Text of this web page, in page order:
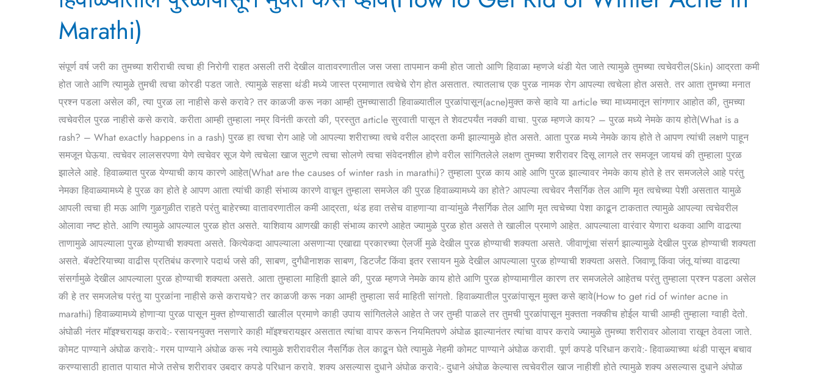
Marathi)
संपूर्ण वर्ष जरी का तुमच्या शरीराची त्वचा ही निरोगी राहत असली तरी देखील वातावरणातील जस जसा तापमान कमी होत जातो आणि हिवाळा म्हणजे थंडी येत जाते त्यामुळे तुमच्या त्वचेवरील(Skin) आद्रता कमी
होत जाते आणि त्यामुळे तुमची त्वचा कोरडी पडत जाते. त्यामुळे सहसा थंडी मध्ये जास्त प्रमाणात त्वचेचे रोग होत असतात. त्यातलाच एक पुरळ नामक रोग आपल्या त्वचेला होत असते. तर आता तुमच्या मनात
प्रश्न पडला असेल की, त्या पुरळ ला नाहीसे कसे करावे? तर काळजी करू नका आम्ही तुमच्यासाठी हिवाळ्यातील पुरळांपासून(acne)मुक्त कसे व्हावे या article च्या माध्यमातून सांगणार आहोत की, तुमच्या
त्वचेवरील पुरळ नाहीसे कसे करावे. करीता आम्ही तुम्हाला नम्र विनंती करतो की, प्रस्तुत article सुरवाती पासून ते शेवटपर्यंत नक्की वाचा. पुरळ म्हणजे काय? – पुरळ मध्ये नेमके काय होते(What is a
rash? – What exactly happens in a rash) पुरळ हा त्वचा रोग आहे जो आपल्या शरीराच्या त्वचे वरील आद्रता कमी झाल्यामुळे होत असते. आता पुरळ मध्ये नेमके काय होते ते आपण त्यांची लक्षणे पाहून
समजून घेऊया. त्वचेवर लालसरपणा येणे त्वचेवर सूज येणे त्वचेला खाज सुटणे त्वचा सोलणे त्वचा संवेदनशील होणे वरील सांगितलेले लक्षण तुमच्या शरीरावर दिसू लागले तर समजून जायचं की तुम्हाला पुरळ
झालेले आहे. हिवाळ्यात पुरळ येण्याची काय कारणे आहेत(What are the causes of winter rash in marathi)? तुम्हाला पुरळ काय आहे आणि पुरळ झाल्यावर नेमके काय होते हे तर समजलेले आहे परंतु
नेमका हिवाळ्यामध्ये हे पुरळ का होते हे आपण आता त्यांची काही संभाव्य कारणे वाचून तुम्हाला समजेल की पुरळ हिवाळ्यामध्ये का होते? आपल्या त्वचेवर नैसर्गिक तेल आणि मृत त्वचेच्या पेशी असतात यामुळे
आपली त्वचा ही मऊ आणि गुळगुळीत राहते परंतु बाहेरच्या वातावरणातील कमी आद्रता, थंड हवा तसेच वाहणाऱ्या वाऱ्यांमुळे नैसर्गिक तेल आणि मृत त्वचेच्या पेशा काढून टाकतात त्यामुळे आपल्या त्वचेवरील
ओलावा नष्ट होते. आणि त्यामुळे आपल्याल पुरळ होत असते. याशिवाय आणखी काही संभाव्य कारणे आहेत ज्यामुळे पुरळ होत असते ते खालील प्रमाणे आहेत. आपल्याला वारंवार येणारा थकवा आणि वाढत्या
ताणामुळे आपल्याला पुरळ होण्याची शक्यता असते. कित्येकदा आपल्याला असणाऱ्या एखाद्या प्रकारच्या ऐलर्जी मुळे देखील पुरळ होण्याची शक्यता असते. जीवाणूंचा संसर्ग झाल्यामुळे देखील पुरळ होण्याची शक्यता
असते. बॅक्टेरियाच्या वाढीस प्रतिबंध करणारे पदार्थ जसे की, साबण, दुर्गंधीनाशक साबण, डिटर्जंट किंवा इतर रसायन मुळे देखील आपल्याला पुरळ होण्याची शक्यता असते. जिवाणू किंवा जंतू यांच्या वाढत्या
संसर्गामुळे देखील आपल्याला पुरळ होण्याची शक्यता असते. आता तुम्हाला माहिती झाले की, पुरळ म्हणजे नेमके काय होते आणि पुरळ होण्यामागील कारण तर समजलेले आहेतच परंतु तुम्हाला प्रश्न पडला असेल
की हे तर समजलेच परंतु या पुरळांना नाहीसे कसे करायचे? तर काळजी करू नका आम्ही तुम्हाला सर्व माहिती सांगतो. हिवाळ्यातील पुरळांपासून मुक्त कसे व्हावे(How to get rid of winter acne in
marathi) हिवाळ्यामध्ये होणाऱ्या पुरळ पासून मुक्त होण्यासाठी खालील प्रमाणे काही उपाय सांगितलेले आहेत ते जर तुम्ही पाळले तर तुमची पुरळांपासून मुक्तता नक्कीच होईल याची आम्ही तुम्हाला ग्वाही देतो.
अंघोळी नंतर मॉइश्चरायझ करावे:- रसायनयुक्त नसणारे काही मॉइश्चरायझर असतात त्यांचा वापर करून नियमितपणे अंघोळ झाल्यानंतर त्यांचा वापर करावे ज्यामुळे तुमच्या शरीरावर ओलावा राखून ठेवला जाते.
कोमट पाण्याने अंघोळ करावे:- गरम पाण्याने अंघोळ करू नये त्यामुळे शरीरावरील नैसर्गिक तेल काढून घेते त्यामुळे नेहमी कोमट पाण्याने अंघोळ करावी. पूर्ण कपडे परिधान करावे:- हिवाळ्याच्या थंडी पासून बचाव
करण्यासाठी हातात पायात मोजे तसेच शरीरावर उबदार कपडे परिधान करावे. शक्य असल्यास दुधाने अंघोळ करावे:- दुधाने अंघोळ केल्यास त्वचेवरील खाज नाहीशी होते त्यामुळे शक्य असल्यास दुधाने अंघोळ
मुक्त
कसे
to
Get
Rid
of
Winter
Acne
in
Marathi)